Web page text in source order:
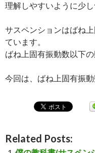
理解しやすいように少
サスペンションはばね
ています。
ばね上固有振動数以下
今回は、ばね上固有振
Related Posts: